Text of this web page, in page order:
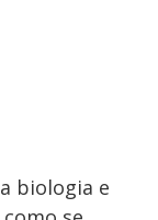
biologia e